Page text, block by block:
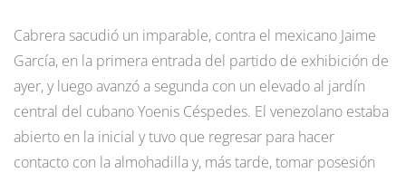
Cabrera sacudió un imparable, contra el mexicano Jaime
García, en la primera entrada del partido de exhibición de
ayer, y luego avanzó a segunda con un elevado al jardín
central del cubano Yoenis Céspedes. El venezolano estaba
abierto en la inicial y tuvo que regresar para hacer
contacto con la almohadilla y, más tarde, tomar posesión